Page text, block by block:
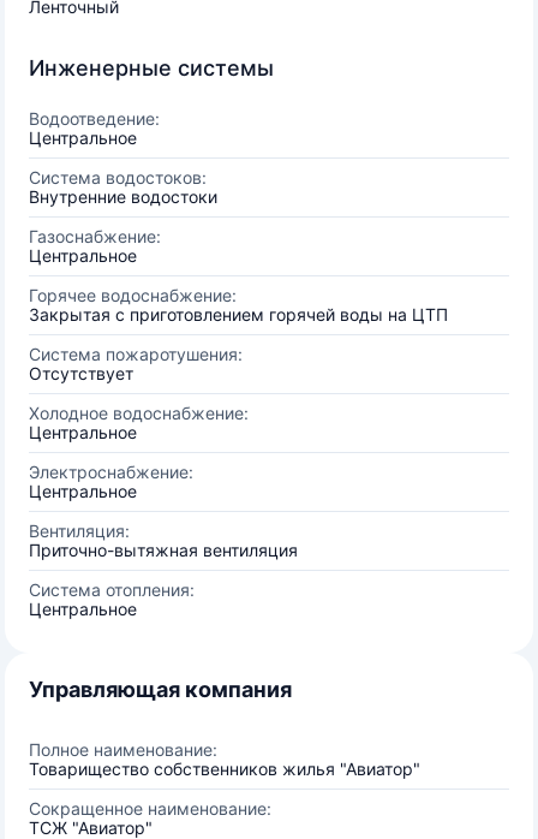
Ленточный
Инженерные системы
Водоотведение:
Центральное
Система водостоков:
Внутренние водостоки
Газоснабжение:
Центральное
Горячее водоснабжение:
Закрытая с приготовлением горячей воды на ЦТП
Система пожаротушения:
Отсутствует
Холодное водоснабжение:
Центральное
Электроснабжение:
Центральное
Вентиляция:
Приточно-вытяжная вентиляция
Система отопления:
Центральное
Управляющая компания
Полное наименование:
Товарищество собственников жилья "Авиатор"
Сокращенное наименование:
ТСЖ "Авиатор"